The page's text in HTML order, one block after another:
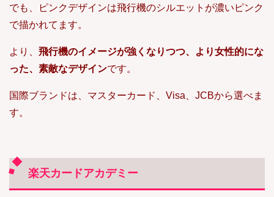
でも、ピンクデザインは飛行機のシルエットが濃いピンク
で描かれてます。
より、 飛行機のイメージが強くなりつつ、より女性的にな
った、素敵なデザインです。
国際ブランドは、マスターカード、Visa、JCBから選べま
す。
楽天カードアカデミー